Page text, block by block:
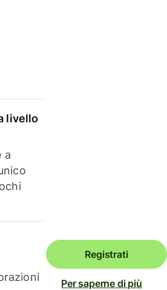
livello
a
Registrati
Per saperne di più